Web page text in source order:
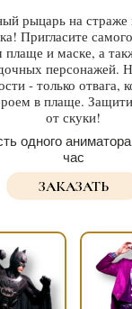
одного
час
рыцарь на страже
Пригласите
плаще и маске, а
персонажей.
- только отвага,
в плаще.
от скуки!
ЗАКАЗАТЬ